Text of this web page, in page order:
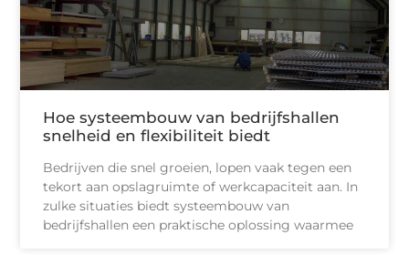
Hoe systeembouw van bedrijfshallen
snelheid en flexibiliteit biedt
Bedrijven die snel groeien, lopen vaak tegen een
tekort aan opslagruimte of werkcapaciteit aan. In
zulke situaties biedt systeembouw van
bedrijfshallen een praktische oplossing waarmee